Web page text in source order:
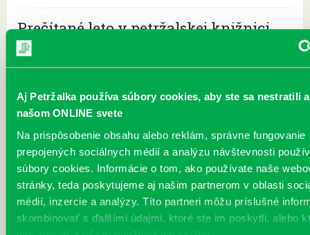
Aj Petržalka používa súbory cookies, aby ste sa nestratili
našom ONLINE svete
Na prispôsobenie obsahu alebo reklám, správne fungovanie
prepojených sociálnych médií a analýzu návštevnosti
súbory cookies. Informácie o tom, ako používate naše
stránky, teda poskytujeme aj našim partnerom v oblasti
médií, inzercie a analýzy. Títo partneri môžu príslušné
skombinovať s ďalšími údajmi, ktoré ste im poskytli, alebo
Prečítané leto v petržalskej knižnici
Každý deň |
Pre deti
Prečítané leto je celoslovenský projekt, ktorý spája skvelé knihy s
pobočkách si knihovníčky a knihovníci pripravili bohatý sprievodný
program zážitkové čítania, hry, súťaže, tvorivé dielničky, kvízy aj
bábkové divadielka. Hlavným cieľom projektu je hravou formou
nasmerovať deti k čítaniu, aby počas prázdnin nestratili záujem o
príbehy, písané slovo a rozvíjanie svojich zručností. Brožúrku k
tohtoročnému Prečítanému letu s...Viac
Leto v knižnici, knižné burzy aj
dotyk architektúry